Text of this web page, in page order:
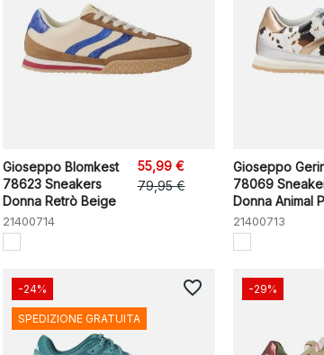
Gioseppo Blomkest
78623 Sneakers
Donna Retrò Beige
21400714
55,99 €
79,95 €
Gioseppo
78069
Donna Animal
21400713
-24%
SPEDIZIONE GRATUITA
favorite_border -29%